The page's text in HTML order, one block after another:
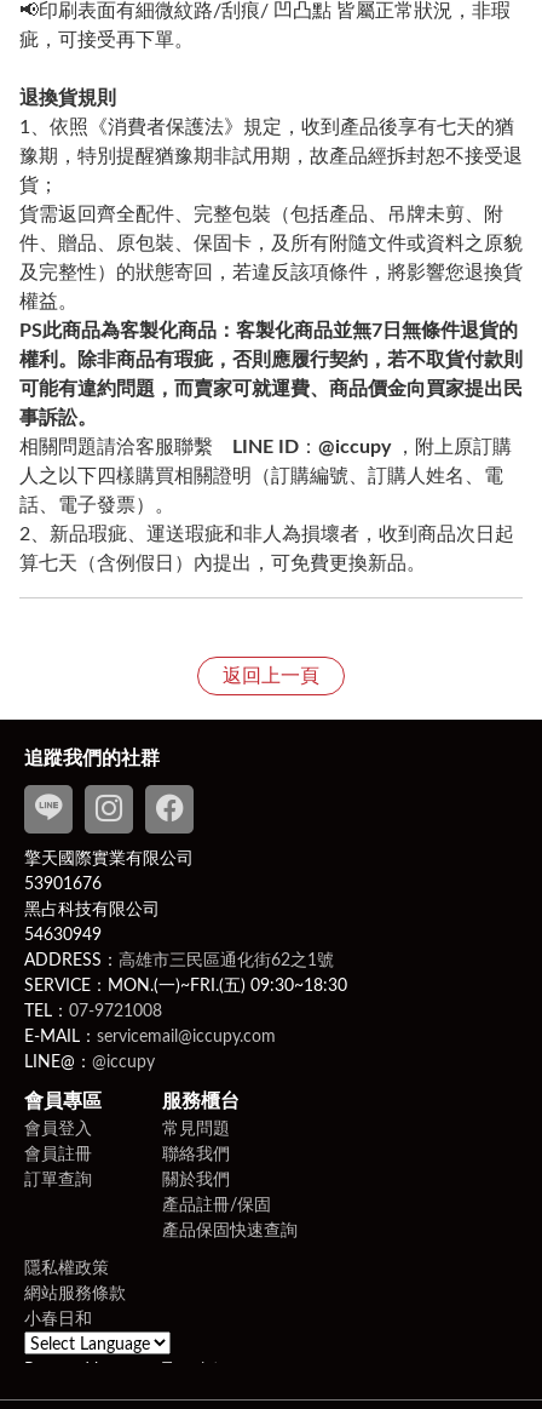
📢印刷表面有細微紋路/刮痕/ 凹凸點 皆屬正常狀況，非瑕
疵，可接受再下單。
退換貨規則
1、依照《消費者保護法》規定，收到產品後享有七天的猶
豫期，特別提醒猶豫期非試用期，故產品經拆封恕不接受退
貨；
貨需返回齊全配件、完整包裝（包括產品、吊牌未剪、附
件、贈品、原包裝、保固卡，及所有附隨文件或資料之原貌
及完整性）的狀態寄回，若違反該項條件，將影響您退換貨
權益。
PS此商品為客製化商品：客製化商品並無7日無條件退貨的
權利。除非商品有瑕疵，否則應履行契約，若不取貨付款則
可能有違約問題，而賣家可就運費、商品價金向買家提出民
事訴訟。
相關問題請洽客服聯繫
LINE ID ： @iccupy，附上原訂購
人之以下四樣購買相關證明（訂購編號、訂購人姓名、電
話、電子發票）。
2、新品瑕疵、運送瑕疵和非人為損壞者，收到商品次日起
算七天（含例假日）內提出，可免費更換新品。
返回上一頁
追蹤我們的社群
擎天國際實業有限公司
53901676
黑占科技有限公司
54630949
ADDRESS： 高雄市三民區通化街62之1號
SERVICE：MON.(一)~FRI.(五) 09:30~18:30
TEL： 07-9721008
E-MAIL： servicemail@iccupy.com
LINE@： @iccupy
會員專區
會員登入
會員註冊
訂單查詢
服務櫃台
常見問題
聯絡我們
關於我們
產品註冊/保固
產品保固快速查詢
隱私權政策
網站服務條款
小春日和